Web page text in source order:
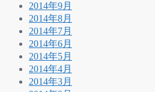
2014年9月
2014年8月
2014年7月
2014年6月
2014年5月
2014年4月
2014年3月